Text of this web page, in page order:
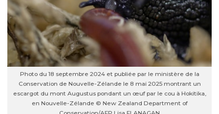
Photo du 18 septembre 2024 et publiée par le ministère de la
Conservation de Nouvelle-Zélande le 8 mai 2025 montrant un
escargot du mont Augustus pondant un œuf par le cou à Hokitika,
en Nouvelle-Zélande © New Zealand Department of